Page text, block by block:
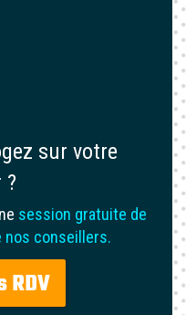
sur votre
?
session gratuite de
nos conseillers.
RDV